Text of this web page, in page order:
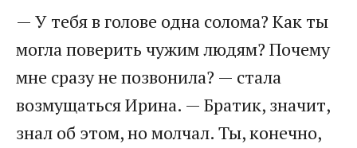
— У тебя в голове одна солома? Как ты
могла поверить чужим людям? Почему
мне сразу не позвонила? — стала
возмущаться Ирина. — Братик, значит,
знал об этом, но молчал. Ты, конечно,